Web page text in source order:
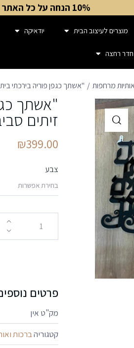
10% הנחה על כל האתר בשימוש בקוד ADI10
מוצרים לעיצוב הבית יודאיקה
חדר רחצה
מרחפות "אשתך כגפן פוריה בירכתי
"אשתך
זיתים
₪399.00
צבע
פרטים
מק"ט אין
קטגוריהברכות